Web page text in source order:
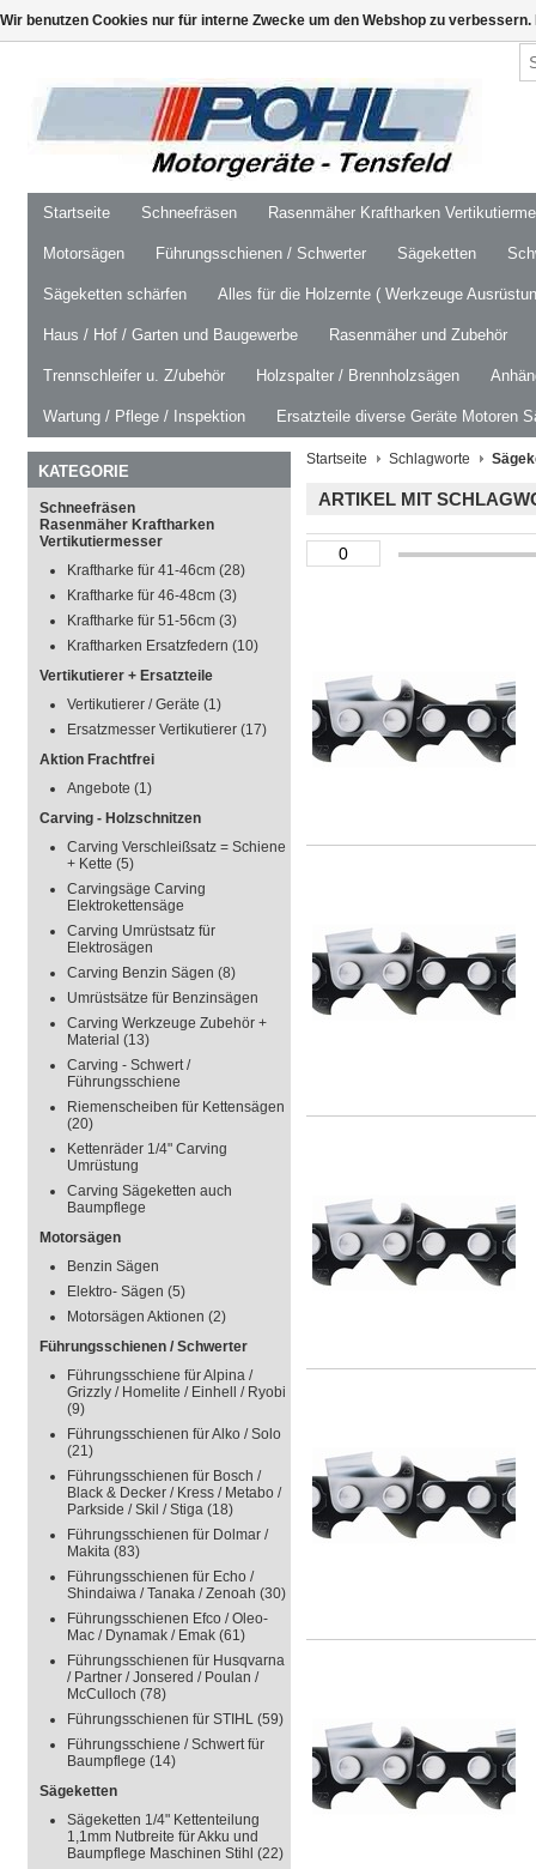
Startseite Schneefräsen Rasenmäher Kraftharken
Motorsägen Führungsschienen / Schwerter Sägeketten
Sägeketten schärfen Alles für die Holzernte ( Werkzeuge
Haus / Hof / Garten und Baugewerbe Rasenmäher und Zubehör
Trennschleifer u. Z/ubehör Holzspalter / Brennholzsägen
Wartung / Pflege / Inspektion Ersatzteile diverse Geräte Motoren
KATEGORIE
Schneefräsen
Rasenmäher Kraftharken
Vertikutiermesser
Kraftharke für 41-46cm (28)
Kraftharke für 46-48cm (3)
Kraftharke für 51-56cm (3)
Kraftharken Ersatzfedern (10)
Vertikutierer + Ersatzteile
Vertikutierer / Geräte (1)
Ersatzmesser Vertikutierer (17)
Aktion Frachtfrei
Angebote (1)
Carving - Holzschnitzen
Carving Verschleißsatz = Schiene
+ Kette (5)
Carvingsäge Carving
Elektrokettensäge
Carving Umrüstsatz für
Elektrosägen
Carving Benzin Sägen (8)
Umrüstsätze für Benzinsägen
Carving Werkzeuge Zubehör +
Material (13)
Carving - Schwert /
Führungsschiene
Riemenscheiben für Kettensägen
(20)
Kettenräder 1/4" Carving
Umrüstung
Carving Sägeketten auch
Baumpflege
Motorsägen
Benzin Sägen
Elektro- Sägen (5)
Motorsägen Aktionen (2)
Führungsschienen / Schwerter
Führungsschiene für Alpina /
Grizzly / Homelite / Einhell / Ryobi
(9)
Führungsschienen für Alko / Solo
(21)
Führungsschienen für Bosch /
Black & Decker / Kress / Metabo /
Parkside / Skil / Stiga (18)
Führungsschienen für Dolmar /
Makita (83)
Führungsschienen für Echo /
Shindaiwa / Tanaka / Zenoah (30)
Führungsschienen Efco / Oleo-
Mac / Dynamak / Emak (61)
Führungsschienen für Husqvarna
/ Partner / Jonsered / Poulan /
McCulloch (78)
Führungsschienen für STIHL (59)
Führungsschiene / Schwert für
Baumpflege (14)
Sägeketten
Sägeketten 1/4" Kettenteilung
1,1mm Nutbreite für Akku und
Baumpflege Maschinen Stihl (22)
Startseite Schlagworte
ARTIKEL MIT
Wir benutzen Cookies nur für interne Zwecke um den Webshop zu